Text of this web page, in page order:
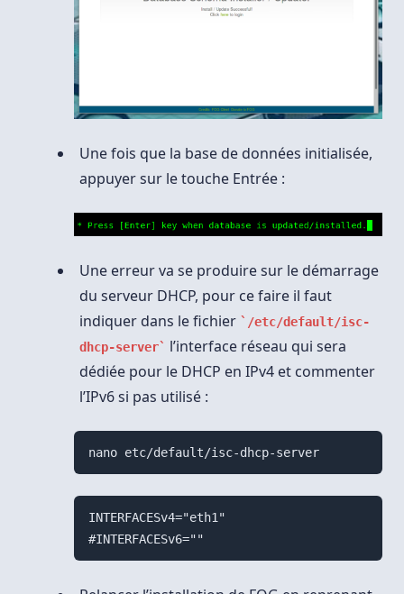
Une fois que la base de données initialisée,
appuyer sur le touche Entrée :
Une erreur va se produire sur le démarrage
du serveur DHCP, pour ce faire il faut
indiquer dans le fichier
/etc/default/isc-
dhcp-server
l’interface réseau qui sera
dédiée pour le DHCP en IPv4 et commenter
l’IPv6 si pas utilisé :
nano etc/default/isc-dhcp-server
INTERFACESv4="eth1"